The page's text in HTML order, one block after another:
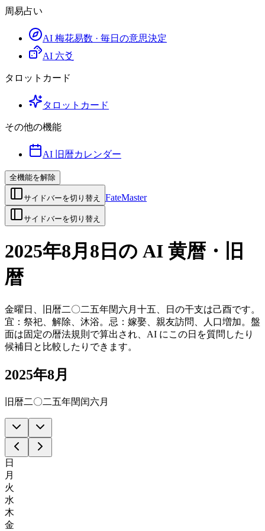
周易占い
AI 梅花易数 · 毎日の意思決定
AI 六爻
タロットカード
タロットカード
その他の機能
AI 旧暦カレンダー
全機能を解除
サイドバーを切り替え FateMaster
サイドバーを切り替え
2025年8月8日の AI 黄暦・旧
暦
金曜日、旧暦二〇二五年閏六月十五、日の干支は己酉です。
宜：祭祀、解除、沐浴。忌：嫁娶、親友訪問、人口増加。盤
面は固定の暦法規則で算出され、AI にこの日を質問したり
候補日と比較したりできます。
2025年8月
旧暦二〇二五年閏闰六月
日
月
火
水
木
金